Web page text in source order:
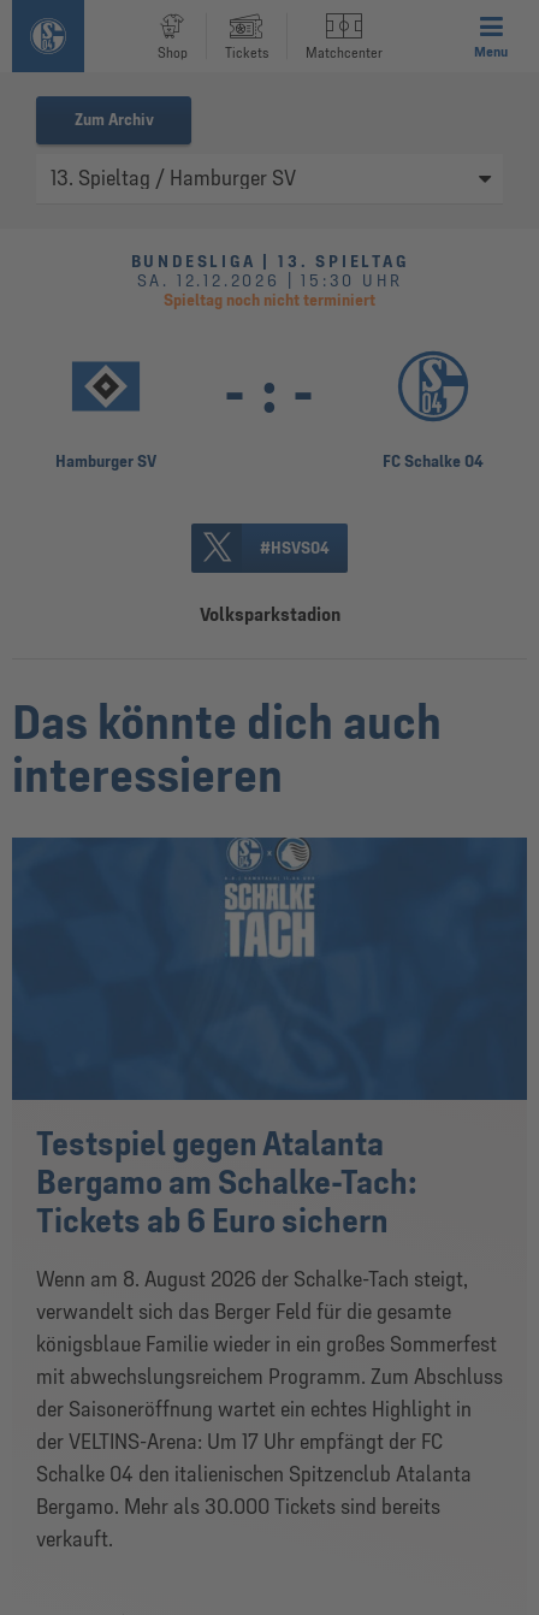
Shop Tickets Matchcenter Menu
Zum Archiv
BUNDESLIGA | 13. SPIELTAG
SA. 12.12.2026 | 15:30 UHR
Spieltag noch nicht terminiert
Hamburger SV
- : -
FC Schalke 04
#HSVS04
Volksparkstadion
Das könnte dich auch
interessieren
Testspiel gegen Atalanta
Bergamo am Schalke-Tach:
Tickets ab 6 Euro sichern
Wenn am 8. August 2026 der Schalke-Tach steigt,
verwandelt sich das Berger Feld für die gesamte
königsblaue Familie wieder in ein großes Sommerfest
mit abwechslungsreichem Programm. Zum Abschluss
der Saisoneröffnung wartet ein echtes Highlight in
der VELTINS-Arena: Um 17 Uhr empfängt der FC
Schalke 04 den italienischen Spitzenclub Atalanta
Bergamo. Mehr als 30.000 Tickets sind bereits
verkauft.